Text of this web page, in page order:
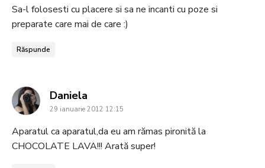
Sa-l folosesti cu placere si sa ne incanti cu poze si
preparate care mai de care :)
Răspunde
Daniela
29 ianuarie 2012 12:15
Aparatul ca aparatul,da eu am rămas pironită la
CHOCOLATE LAVA!!! Arată super!